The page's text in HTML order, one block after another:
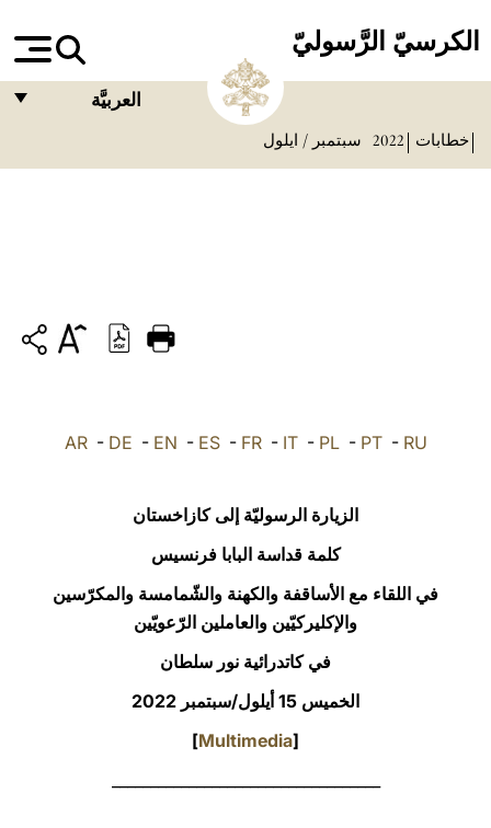
الكرسيّ الرَّسوليّ
العربيَّة
DEUTSCH
العربيّة
LATINE
خطابات 2022 سبتمبر / ايلول
AR- DE - EN - ES- FR- IT- PL- PT- RU
الزيارة الرسوليّة إلى كازاخستان
كلمة قداسة البابا فرنسيس
في اللقاء مع الأساقفة والكهنة والشّمامسة والمكرّسين
والإكليركيّين والعاملين الرّعويّين
في كاتدرائية نور سلطان
الخميس 15 أيلول/سبتمبر 2022
[
Multimedia
]